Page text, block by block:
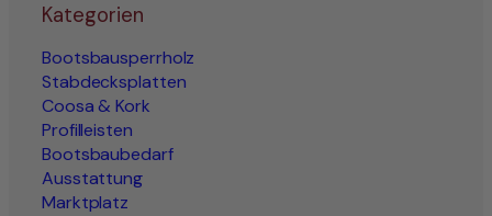
Kategorien
Bootsbausperrholz
Stabdecksplatten
Coosa & Kork
Profilleisten
Bootsbaubedarf
Ausstattung
Marktplatz